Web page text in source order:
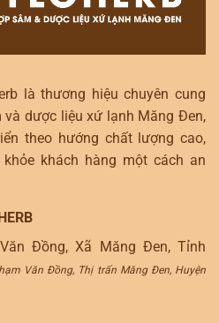
là thương hiệu chuyên cung
dược liệu xứ lạnh Măng Đen,
theo hướng chất lượng cao,
khách hàng một cách an
Đồng, Xã Măng Đen, Tỉnh
Văn Đồng, Thị trấn Măng Đen, Huyện